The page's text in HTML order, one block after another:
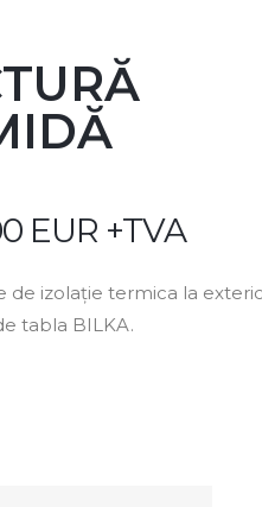
EUR +TVA
de izolație termica la
tabla BILKA.